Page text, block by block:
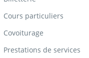
Cours particuliers
Covoiturage
Prestations de services